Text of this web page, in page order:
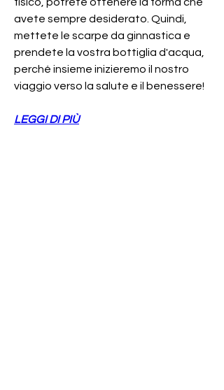
avete sempre desiderato. Quindi,
mettete le scarpe da ginnastica e
prendete la vostra bottiglia d'acqua,
perché insieme inizieremo il nostro
viaggio verso la salute e il benessere!
LEGGI DI PIÙ